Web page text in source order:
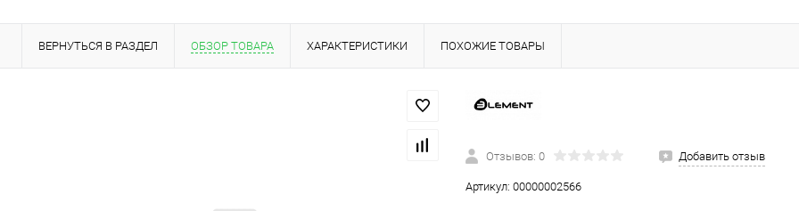
ВЕРНУТЬСЯ В РАЗДЕЛ ОБЗОР ТОВАРА ХАРАКТЕРИСТИКИ ПОХОЖИЕ ТОВАРЫ
Отзывов: 0 Добавить отзыв
Артикул: 00000002566